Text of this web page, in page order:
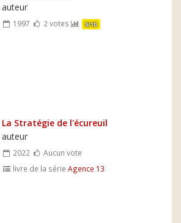
auteur
1997 2 votes 5/10
La Stratégie de l'écureuil
auteur
2022
Aucun vote
livre de la sérieAgence 13